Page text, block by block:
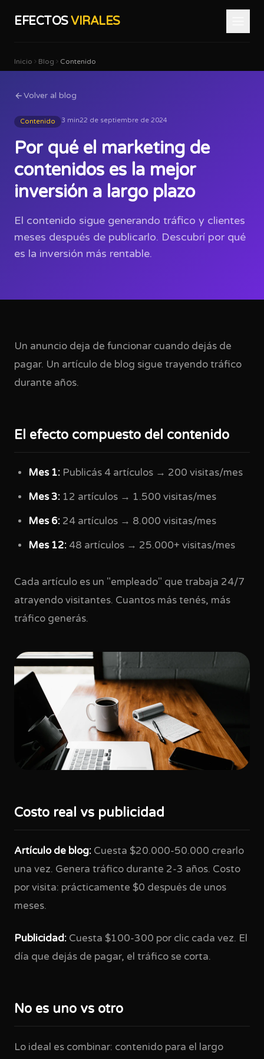
EFECTOSVIRALES
Inicio Blog Contenido
Volver al blog
Contenido 3 min22 de septiembre de 2024
Por qué el marketing de
contenidos es la mejor
inversión a largo plazo
El contenido sigue generando tráfico y clientes
meses después de publicarlo. Descubrí por qué
es la inversión más rentable.
Un anuncio deja de funcionar cuando dejás de
pagar. Un artículo de blog sigue trayendo tráfico
durante años.
El efecto compuesto del contenido
Mes 1: Publicás 4 artículos → 200 visitas/mes
Mes 3: 12 artículos → 1.500 visitas/mes
Mes 6: 24 artículos → 8.000 visitas/mes
Mes 12: 48 artículos → 25.000+ visitas/mes
Cada artículo es un "empleado" que trabaja 24/7
atrayendo visitantes. Cuantos más tenés, más
tráfico generás.
Costo real vs publicidad
Artículo de blog: Cuesta $20.000-50.000 crearlo
una vez. Genera tráfico durante 2-3 años. Costo
por visita: prácticamente $0 después de unos
meses.
Publicidad: Cuesta $100-300 por clic cada vez. El
día que dejás de pagar, el tráfico se corta.
No es uno vs otro
Lo ideal es combinar: contenido para el largo